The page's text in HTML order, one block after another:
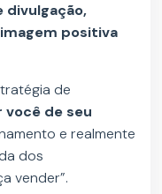
divulgação,
positiva
de
você de seu
e realmente
dos
vender”.